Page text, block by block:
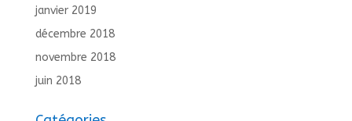
janvier 2019
décembre 2018
novembre 2018
juin 2018